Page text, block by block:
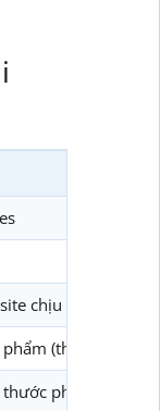
chịu lực cao cấp
phẩm (thường đa
phù hợp hệ